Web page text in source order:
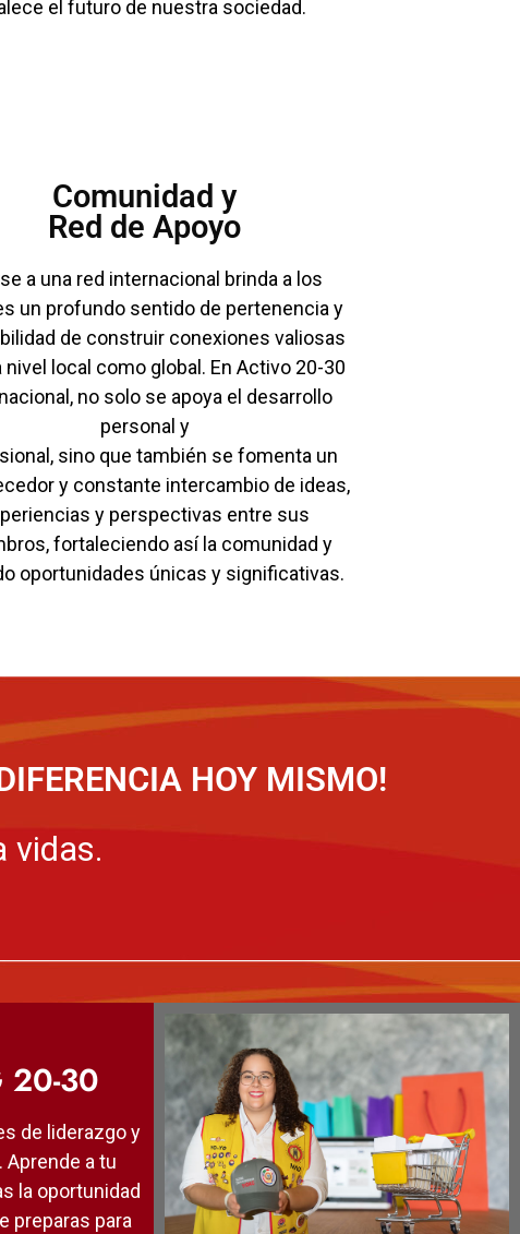
el futuro de nuestra sociedad.
Comunidad y
Red de Apoyo
a una red internacional brinda a los
un profundo sentido de pertenencia y
de construir conexiones valiosas
nivel local como global. En Activo 20-30
no solo se apoya el desarrollo
personal y
sino que también se fomenta un
y constante intercambio de ideas,
y perspectivas entre sus
fortaleciendo así la comunidad y
oportunidades únicas y significativas.
HOY MISMO!
vidas.
20-30
de liderazgo y
a tu
la oportunidad
preparas para